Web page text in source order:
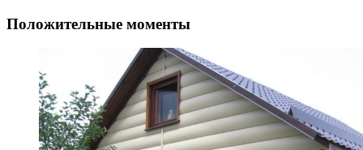
Положительные моменты